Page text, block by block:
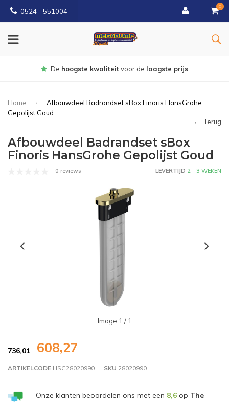
0524 - 551004
0
Gratisbezorgd vanaf €150
Home
Afbouwdeel Badrandset sBox Finoris HansGrohe
Gepolijst Goud
Terug
Afbouwdeel Badrandset sBox
Finoris HansGrohe Gepolijst Goud
0 reviews LEVERTIJD 2 - 3 WEKEN
Image 1 / 1
736,01 608,27
ARTIKELCODE HSG28020990 SKU 28020990
Onze klanten beoordelen ons met een 8,6op The